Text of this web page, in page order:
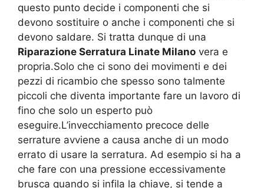
questo punto decide i componenti che si
devono sostituire o anche i componenti che si
devono saldare. Si tratta dunque di una
Riparazione Serratura Linate Milano vera e
propria.Solo che ci sono dei movimenti e dei
pezzi di ricambio che spesso sono talmente
piccoli che diventa importante fare un lavoro di
fino che solo un esperto può
eseguire.L’invecchiamento precoce delle
serrature avviene a causa anche di un modo
errato di usare la serratura. Ad esempio si ha a
che fare con una pressione eccessivamente
brusca quando si infila la chiave, si tende a